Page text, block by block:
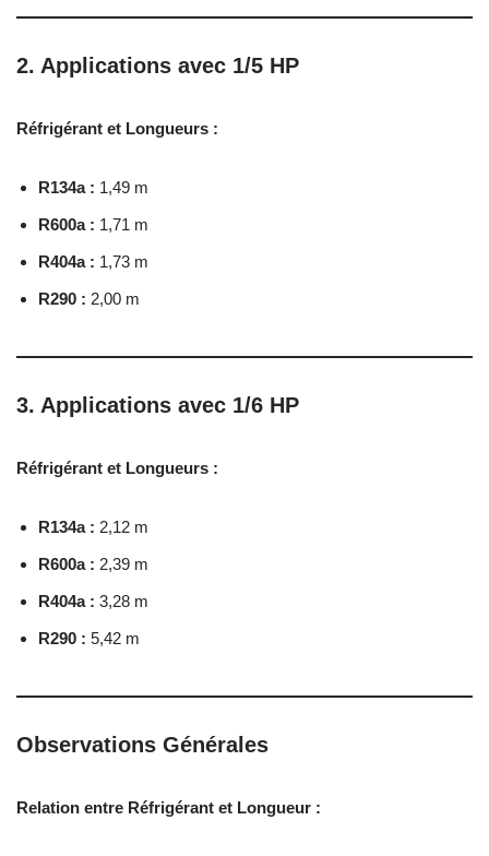
2. Applications avec 1/5 HP
Réfrigérant et Longueurs :
R134a : 1,49 m
R600a : 1,71 m
R404a : 1,73 m
R290 : 2,00 m
3. Applications avec 1/6 HP
Réfrigérant et Longueurs :
R134a : 2,12 m
R600a : 2,39 m
R404a : 3,28 m
R290 : 5,42 m
Observations Générales
Relation entre Réfrigérant et Longueur :